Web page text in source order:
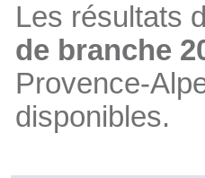
Les résultats
de branche
Provence-
disponibles.